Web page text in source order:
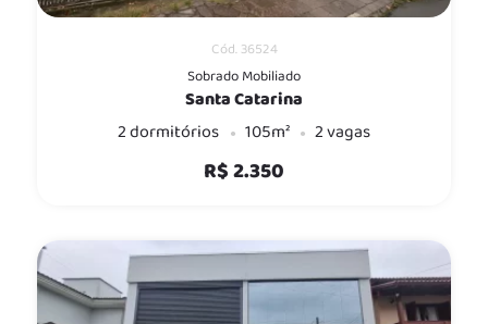
Cód. 36524
Sobrado Mobiliado
Santa Catarina
2 dormitórios
105m² 2 vagas
R$ 2.350